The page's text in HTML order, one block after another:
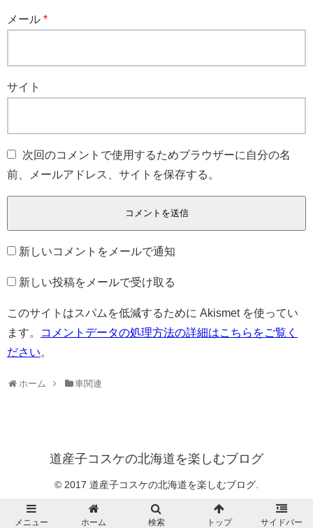
メール *
サイト
次回のコメントで使用するためブラウザーに自分の名
前、メールアドレス、サイトを保存する。
新しいコメントをメールで通知
新しい投稿をメールで受け取る
このサイトはスパムを低減するために Akismet を使ってい
ます。
コメントデータの処理方法の詳細はこちらをご覧く
ださい。
ホーム 車関連
道産子コスケの北海道を楽しむブログ
© 2017 道産子コスケの北海道を楽しむブログ.
メニュー ホーム 検索 トップ サイドバー